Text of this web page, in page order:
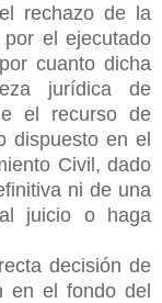
rechazo de la
el ejecutado
cuanto dicha
jurídica de
el recurso de
dispuesto en el
Civil, dado
ni de una
juicio o haga
decisión de
en el fondo del